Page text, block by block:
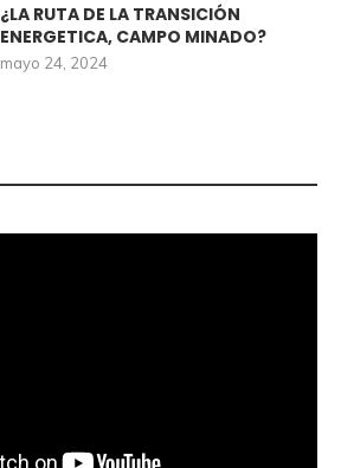
¿LA RUTA DE LA TRANSICIÓN
ENERGETICA, CAMPO MINADO?
mayo 24, 2024